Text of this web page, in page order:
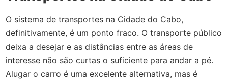
O sistema de transportes na Cidade do Cabo,
definitivamente, é um ponto fraco. O transporte público
deixa a desejar e as distâncias entre as áreas de
interesse não são curtas o suficiente para andar a pé.
Alugar o carro é uma excelente alternativa, mas é